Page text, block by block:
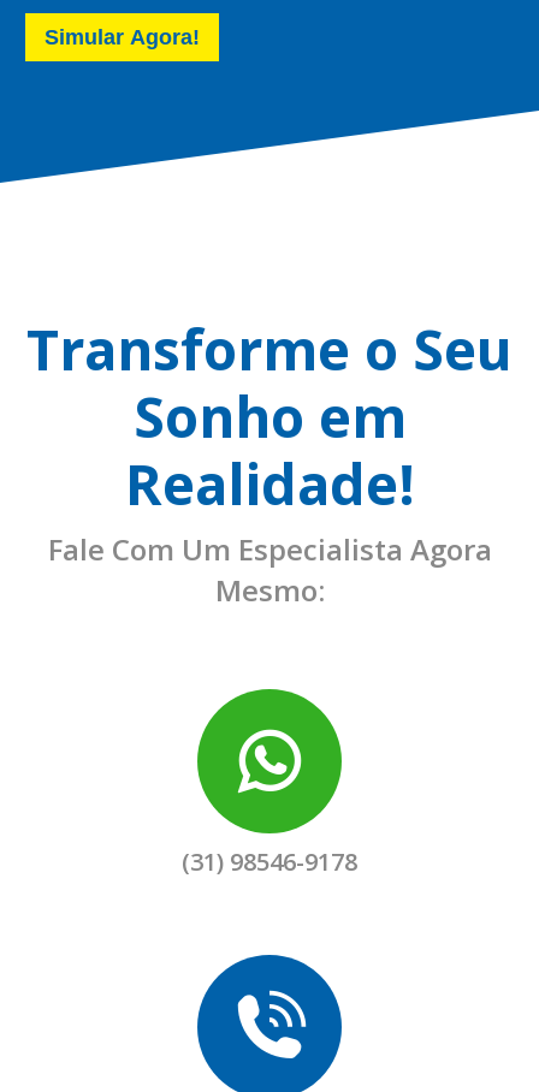
Simular Agora!
Transforme o Seu
Sonho em
Realidade!
Fale Com Um Especialista Agora
Mesmo:
(31) 98546-9178